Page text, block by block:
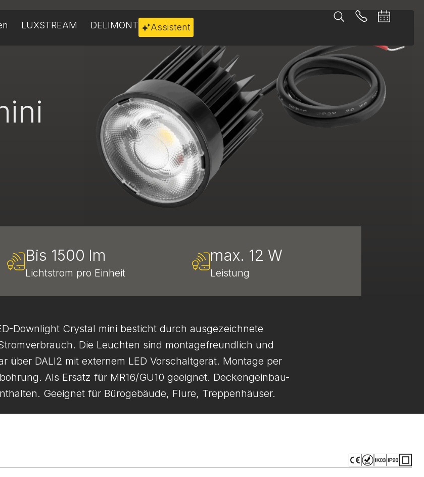
LUXSTREAM DELIMONT Assistent
Bis 1500 lm
Lichtstrom pro Einheit
max. 12 W
Leistung
Downlight Crystal mini besticht durch ausgezeichnete
Die Leuchten sind montagefreundlich und
über DALI2 mit externem LED Vorschaltgerät. Montage per
Als Ersatz für MR16/GU10 geeignet. Deckengeinbau-
Geeignet für Bürogebäude, Flure, Treppenhäuser.